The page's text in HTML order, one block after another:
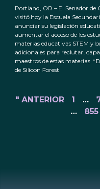
Portland, OR – El Senador de
visitó hoy la Escuela
anunciar su legislación
aumentar el acceso de los
materias educativas STEM y
adicionales para reclutar,
maestros de estas materias.
de Silicon Forest
" ANTERIOR 1 …
…
855